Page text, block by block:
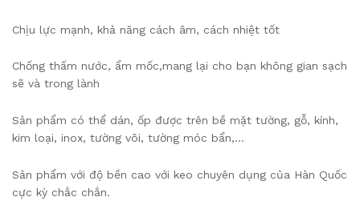
️Chịu lực mạnh, khả năng cách âm, cách nhiệt tốt
️Chống thấm nước, ẩm mốc,mang lại cho bạn không gian sạch
sẽ và trong lành
️Sản phẩm có thể dán, ốp được trên bề mặt tường, gỗ, kính,
kim loại, inox, tường vôi, tường móc bẩn,…
️Sản phẩm với độ bền cao với keo chuyên dụng của Hàn Quốc
cực kỳ chắc chắn.